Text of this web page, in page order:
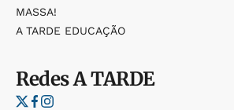
MASSA!
A TARDE EDUCAÇÃO
RedesA TARDE